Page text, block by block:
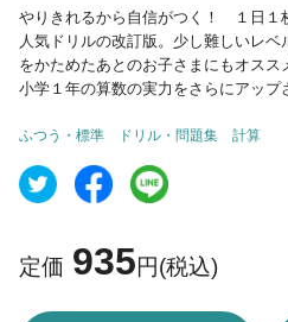
やりきれるから自信がつく！ １日１
人気ドリルの改訂版。少し難しいレ
をかためたあとのお子さまにもオスス
小学１年の算数の実力をさらにアップ
ふつう・標準 ドリル・問題集 計算
定価 935円(税込)